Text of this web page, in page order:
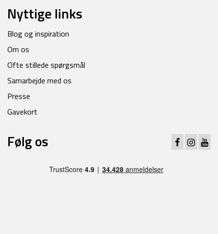
Nyttige links
Blog og inspiration
Om os
Ofte stillede spørgsmål
Samarbejde med os
Presse
Gavekort
Følg os